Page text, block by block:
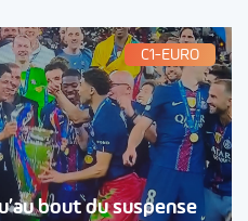
C1-EURO
bout du suspense